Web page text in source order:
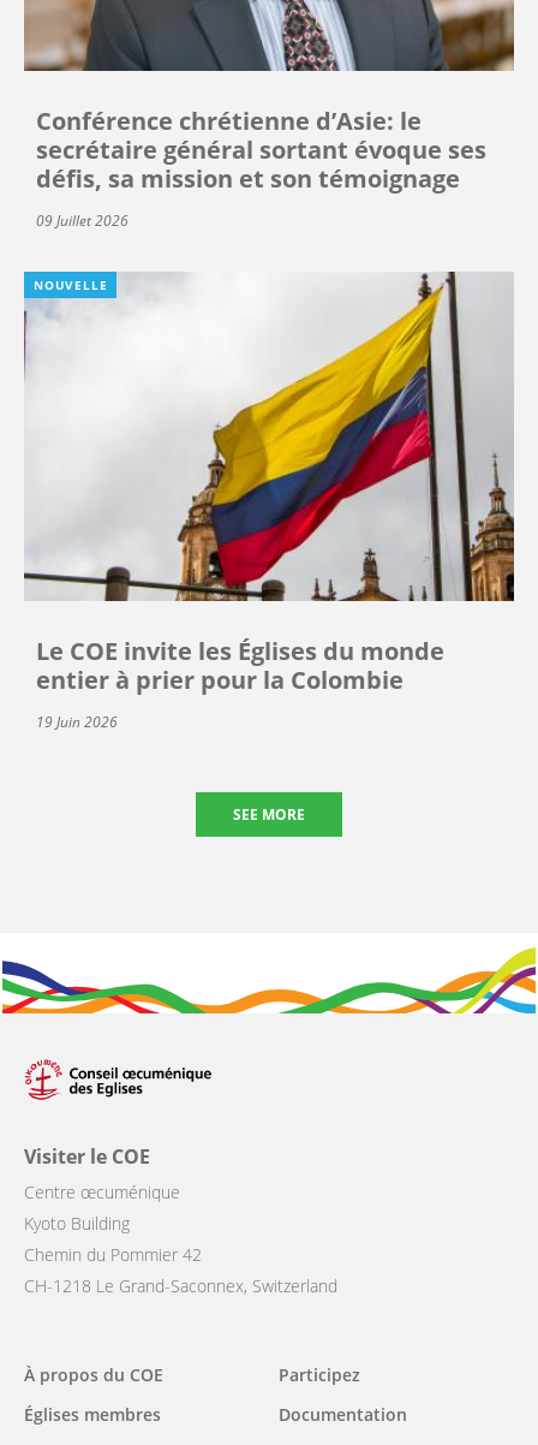
Conférence chrétienne d’Asie: le
secrétaire général sortant évoque ses
défis, sa mission et son témoignage
09 Juillet 2026
NOUVELLE
Le COE invite les Églises du monde
entier à prier pour la Colombie
19 Juin 2026
SEE MORE
Visiter le COE
Centre œcuménique
Kyoto Building
Chemin du Pommier 42
CH-1218 Le Grand-Saconnex, Switzerland
Main
navigation
À propos du COE
Églises membres
Participez
Documentation